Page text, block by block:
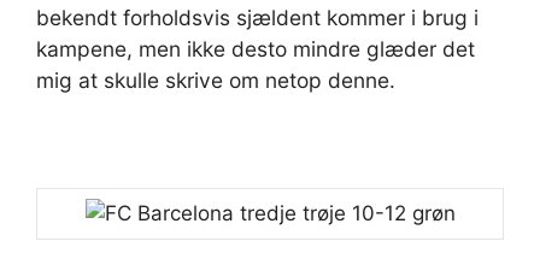
bekendt forholdsvis sjældent kommer i brug i
kampene, men ikke desto mindre glæder det
mig at skulle skrive om netop denne.